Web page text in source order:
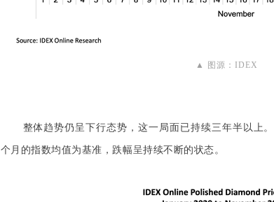
▲ 图源：IDEX
整体趋势仍呈下行态势，这一局面已持续三年半以上。
个月的指数均值为基准，跌幅呈持续不断的状态。